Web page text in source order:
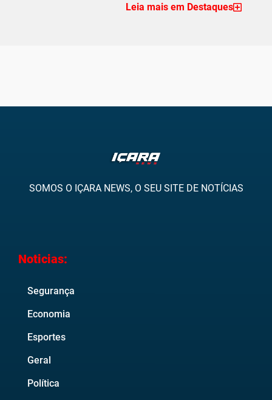
Leia mais em Destaques
SOMOS O IÇARA NEWS, O SEU SITE DE NOTÍCIAS
Noticias:
Segurança
Economia
Esportes
Geral
Política